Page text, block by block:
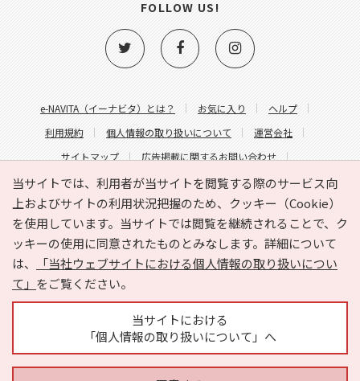
当サイトでは、利用者が当サイトを閲覧する際のサービス向
上およびサイトの利用状況把握のため、クッキー（Cookie）
を使用しています。当サイトでは閲覧を継続されることで、ク
ッキーの使用に同意されたものとみなします。詳細について
は、
「当社ウェブサイトにおける個人情報の取り扱いについ
て」 をご覧ください。
当サイトにおける
「個人情報の取り扱いについて」へ
e-NAVITA（イーナビタ）とは？ お気に入り
ヘルプ
利用規約
個人情報の取り扱いについて
運営会社
サイトマップ
広告掲載に関するお問い合わせ
サイトの内容に関するお問い合わせ
FOLLOW US!
Copyright © HYOJITO.Co.,Ltd. All Rights Reserved.